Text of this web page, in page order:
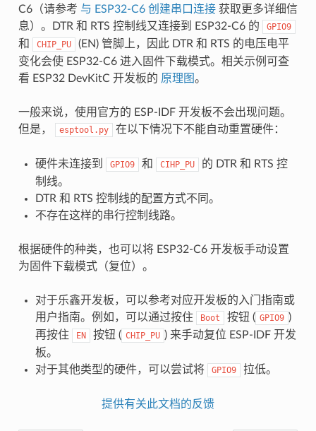
C6（请参考 与 ESP32-C6 创建串口连接获取更多详细信
息）。DTR 和 RTS 控制线又连接到 ESP32-C6 的
GPIO9
和 CHIP_PU
(EN) 管脚上，因此 DTR 和 RTS 的电压电平
变化会使 ESP32-C6 进入固件下载模式。相关示例可查
看 ESP32 DevKitC 开发板的 原理图。
一般来说，使用官方的 ESP-IDF 开发板不会出现问题。
但是，
esptool.py 在以下情况下不能自动重置硬件：
硬件未连接到 GPIO9 和 CIHP_PU
的 DTR 和 RTS 控
制线。
DTR 和 RTS 控制线的配置方式不同。
不存在这样的串行控制线路。
根据硬件的种类，也可以将 ESP32-C6 开发板手动设置
为固件下载模式（复位）。
对于乐鑫开发板，可以参考对应开发板的入门指南或
用户指南。例如，可以通过按住
Boot 按钮 ( GPIO9 )
再按住
EN 按钮 ( CHIP_PU ) 来手动复位 ESP-IDF 开发
板。
对于其他类型的硬件，可以尝试将
GPIO9 拉低。
提供有关此文档的反馈